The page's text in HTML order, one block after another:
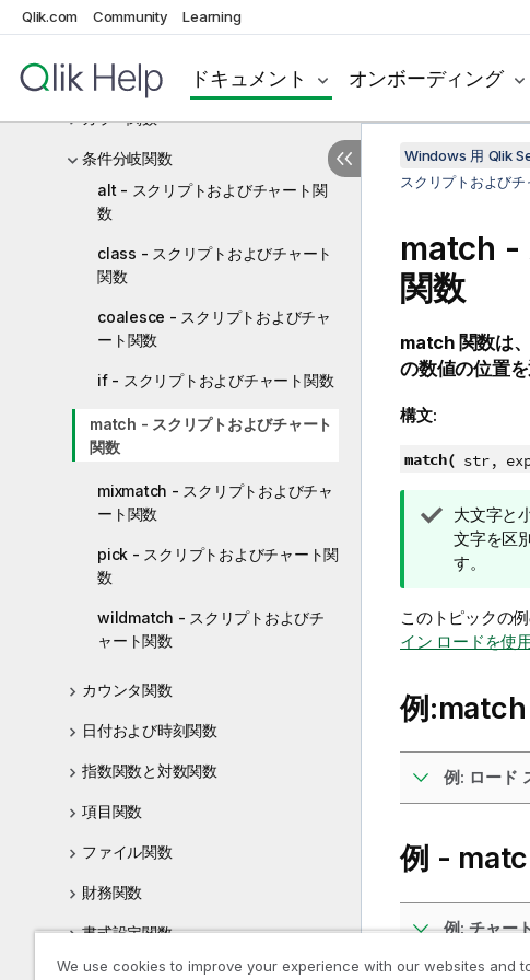
Qlik.com Community Learning
ドキュメント オンボーディング
集計関数
Aggr - チャート関数
カラー関数
条件分岐関数
alt - スクリプトおよびチャート関
数
class - スクリプトおよびチャート
関数
coalesce - スクリプトおよびチャ
ート関数
if - スクリプトおよびチャート関数
match - スクリプトおよびチャート
関数
mixmatch - スクリプトおよびチャ
ート関数
pick - スクリプトおよびチャート関
数
wildmatch - スクリプトおよびチ
ャート関数
カウンタ関数
日付および時刻関数
指数関数と対数関数
項目関数
ファイル関数
財務関数
書式設定関数
一般的な数値関数
Windows 用 Qlik
スクリプトおよび
match -
関数
match関数は
の数値の位置
構文:
match( str,
ヒ
ン
ト
モ
大文字と
文字を区
す。
このトピックの
イン ロードを使
例:match
例: ロード
例 -
例: チャー
We use cookies to improve your experience with our websites and